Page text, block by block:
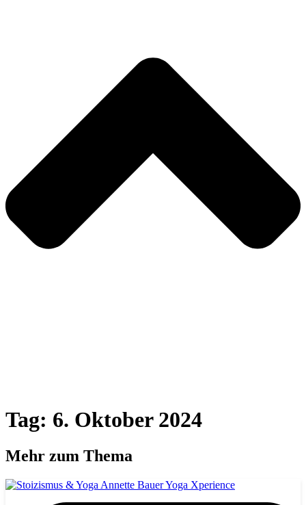
Tag: 6. Oktober 2024
Mehr zum Thema